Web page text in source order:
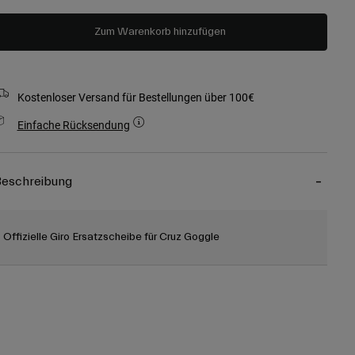
Zum Warenkorb hinzufügen
Kostenloser Versand für Bestellungen über 100€
Einfache Rücksendung
Offizielle Giro Ersatzscheibe für Cruz Goggle